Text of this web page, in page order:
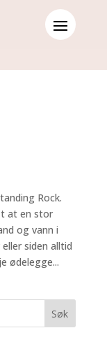
Rock.
at en stor
og vann i
siden alltid
ødelegge...
Søk